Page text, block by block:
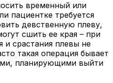
временный или
пациентке требуется
девственную плеву,
сшить ее края – при
и срастания плевы не
такая операция бывает
планирующими выйти